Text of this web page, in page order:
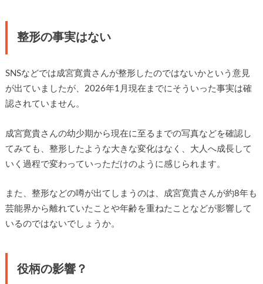
整形の事実はない
SNSなどでは成宮寛貴さんが整形したのではないかという意見
が出ていましたが、2026年1月現在までにそういった事実は確
認されていません。
成宮寛貴さんの幼少期から現在に至るまでの写真などを確認し
てみても、整形したような大きな変化はなく、大人へ成長して
いく過程で変わっていっただけのように感じられます。
また、整形などの噂が出てしまうのは、成宮寛貴さんが約8年も
芸能界から離れていたことや年齢を重ねたことなどが影響して
いるのではないでしょうか。
役柄の影響？